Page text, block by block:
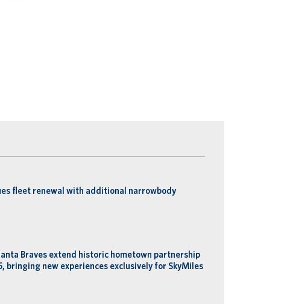
fleet renewal with additional narrowbody
Braves extend historic hometown partnership
bringing new experiences exclusively for SkyMiles